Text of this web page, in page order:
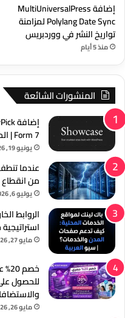
إضافة MultiUniversalPress
Polylang Date Sync لمزامنة
تواريخ النشر في ووردبريس
منذ 5 أيام
المنشورات الشائعة
Form 7 | الحل المجاني المتكامل
يونيو 19, 2026
من انقطاع
يوليو 6, 2026
الروابط
مايو 27, 2026
للحصول
مايو 26, 2026